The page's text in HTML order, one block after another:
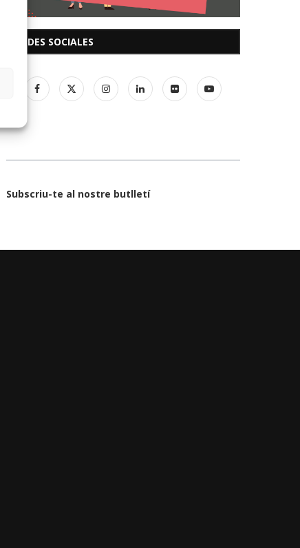
REDES SOCIALES
Subscriu-te al nostre butlletí